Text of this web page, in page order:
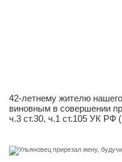
42-летнему жителю
виновным в совершении
ч.3 ст.30, ч.1 ст.105 УК РФ